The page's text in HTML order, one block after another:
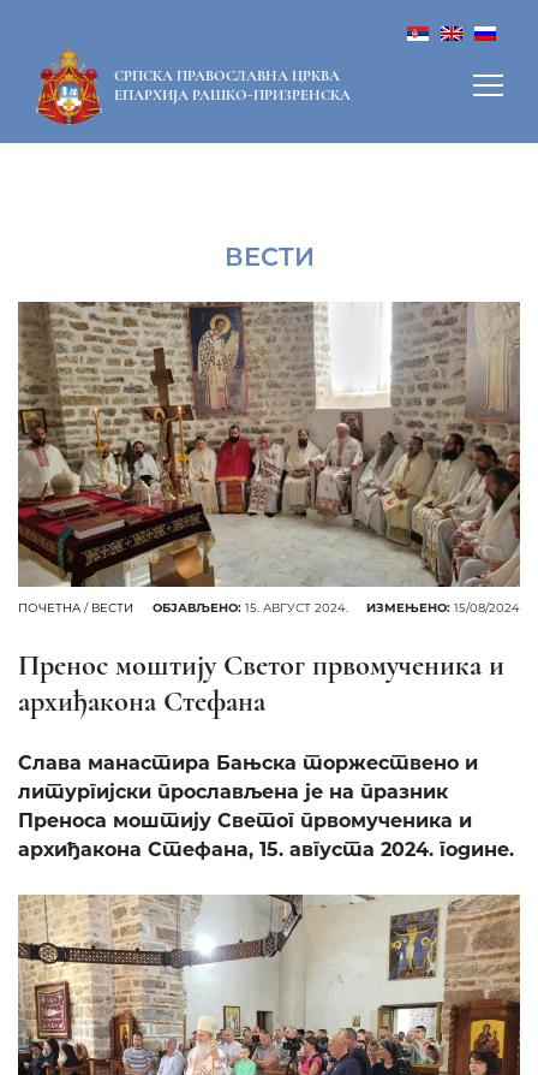
СРПСКА ПРАВОСЛАВНА ЦРКВА
ЕПАРХИЈА РАШКО-ПРИЗРЕНСКА
ВЕСТИ
ПОЧЕТНА / ВЕСТИ ОБЈАВЉЕНО: 15. АВГУСТ 2024. ИЗМЕЊЕНО: 15/08/2024
Пренос моштију Светог првомученика и
архиђакона Стефана
Слава манастира Бањска торжествено и
литургијски прослављена је на празник
Преноса моштију Светог првомученика и
архиђакона Стефана, 15. августа 2024. године.